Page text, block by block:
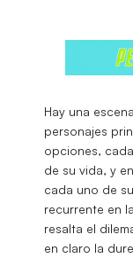
Hay una
personajes
opciones,
de su vida, y
cada uno de
recurrente en
resalta el
en claro la